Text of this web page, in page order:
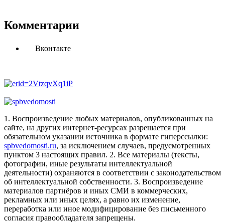
Комментарии
Вконтакте
1. Воспроизведение любых материалов, опубликованных на
сайте, на других интернет-ресурсах разрешается при
обязательном указании источника в формате гиперссылки:
spbvedomosti.ru, за исключением случаев, предусмотренных
пунктом 3 настоящих правил. 2. Все материалы (тексты,
фотографии, иные результаты интеллектуальной
деятельности) охраняются в соответствии с законодательством
об интеллектуальной собственности. 3. Воспроизведение
материалов партнёров и иных СМИ в коммерческих,
рекламных или иных целях, а равно их изменение,
переработка или иное модифицирование без письменного
согласия правообладателя запрещены.